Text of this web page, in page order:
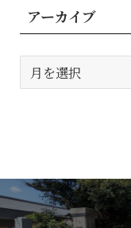
アーカイブ
ー